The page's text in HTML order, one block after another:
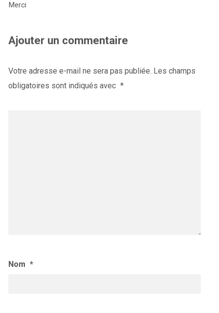
Merci
Ajouter un commentaire
Votre adresse e-mail ne sera pas publiée. Les champs
obligatoires sont indiqués avec *
Nom *